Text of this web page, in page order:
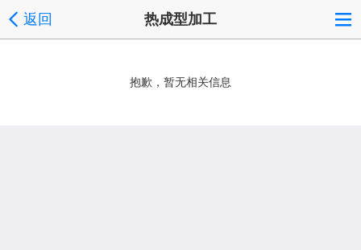
返回 热成型加工
抱歉，暂无相关信息